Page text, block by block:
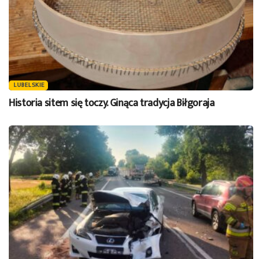
LUBELSKIE
Historia sitem się toczy. Ginąca tradycja Biłgoraja